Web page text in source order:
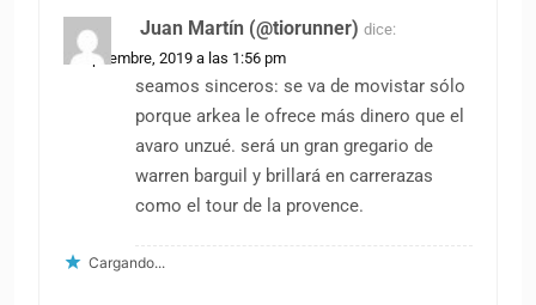
Juan Martín (@tiorunner) dice:
2 septiembre, 2019 a las 1:56 pm
seamos sinceros: se va de movistar sólo
porque arkea le ofrece más dinero que el
avaro unzué. será un gran gregario de
warren barguil y brillará en carrerazas
como el tour de la provence.
Cargando...